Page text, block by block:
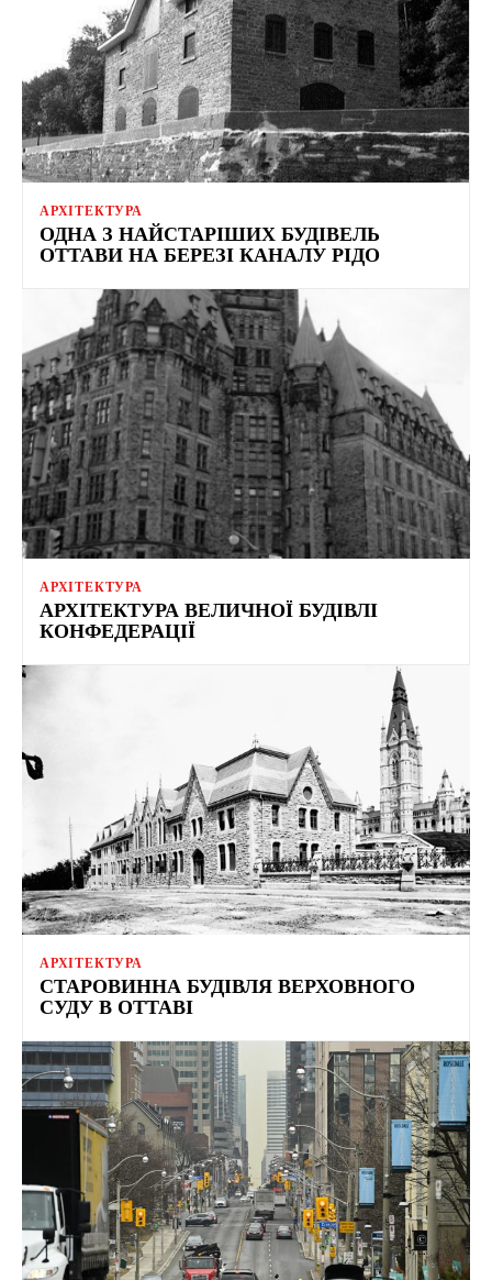
АРХІТЕКТУРА
ОДНА З НАЙСТАРІШИХ БУДІВЕЛЬ
ОТТАВИ НА БЕРЕЗІ КАНАЛУ РІДО
АРХІТЕКТУРА
АРХІТЕКТУРА ВЕЛИЧНОЇ БУДІВЛІ
КОНФЕДЕРАЦІЇ
АРХІТЕКТУРА
СТАРОВИННА БУДІВЛЯ ВЕРХОВНОГО
СУДУ В ОТТАВІ